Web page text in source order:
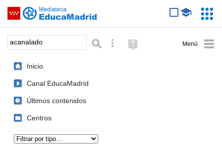
Saltar navegación
Palabra o frase: Búsqueda avanzada
Ayuda
(en
Inicio
Canal EducaMadrid
Últimos contenidos
Centros